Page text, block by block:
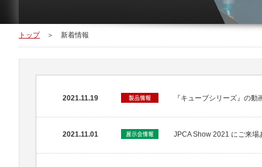
トップ ＞ 新着情報
2021.11.19 『キューブシリーズ』の動
2021.11.01 JPCA Show 2021 にご来場